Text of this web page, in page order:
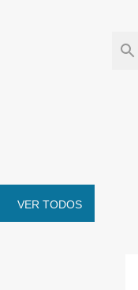
VER TODOS